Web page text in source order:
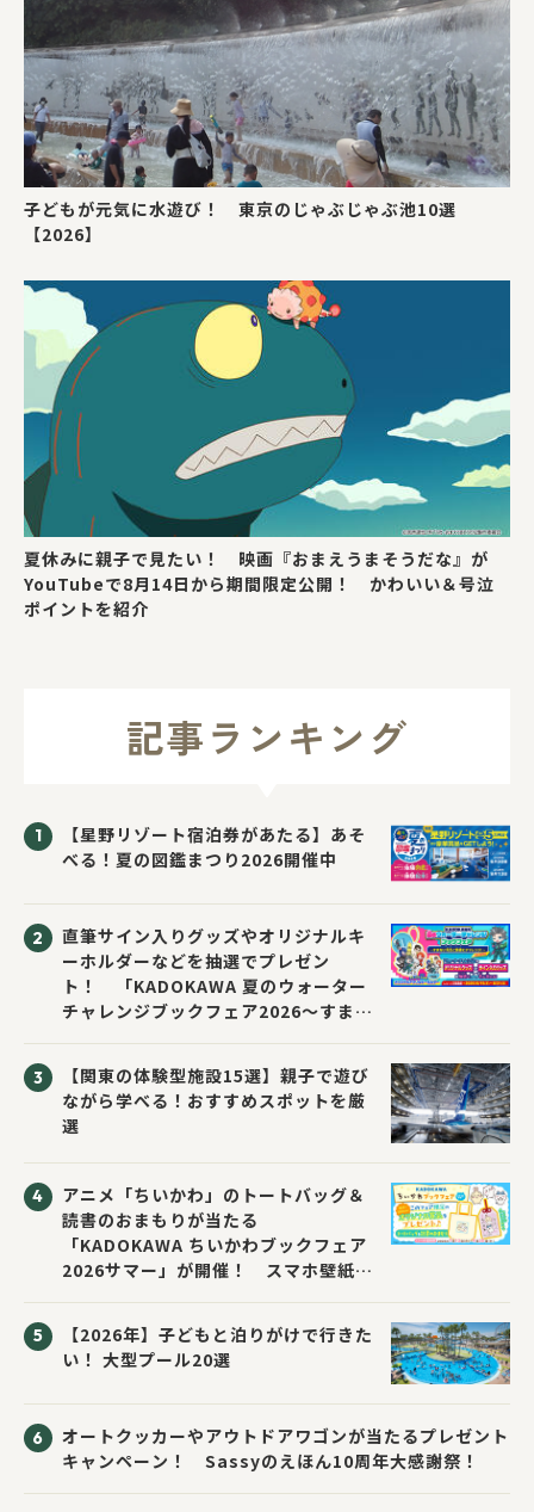
子どもが元気に水遊び！ 東京のじゃぶじゃぶ池10選
【2026】
夏休みに親子で見たい！ 映画『おまえうまそうだな』が
YouTubeで8月14日から期間限定公開！ かわいい＆号泣
ポイントを紹介
記事ランキング
【星野リゾート宿泊券があたる】あそ
べる！夏の図鑑まつり2026開催中
直筆サイン入りグッズやオリジナルキ
ーホルダーなどを抽選でプレゼン
ト！ 「KADOKAWA 夏のウォーター
チャレンジブックフェア2026～すまな
【関東の体験型施設15選】親子で遊び
ながら学べる！おすすめスポットを厳
選
アニメ「ちいかわ」のトートバッグ＆
読書のおまもりが当たる
「KADOKAWA ちいかわブックフェア
2026サマー」が開催！ スマホ壁紙は
【2026年】子どもと泊りがけで行きた
い！ 大型プール20選
オートクッカーやアウトドアワゴンが当たるプレゼント
キャンペーン！ Sassyのえほん10周年大感謝祭！